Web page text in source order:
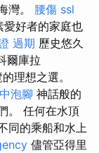
灣。 腰傷 ssl
愛好者的家庭也
過期 歷史悠久
爾庫拉
理想之選。
泡腳 神話般的
。 任何在水頂
同的乘船和水上
儘管亞得里